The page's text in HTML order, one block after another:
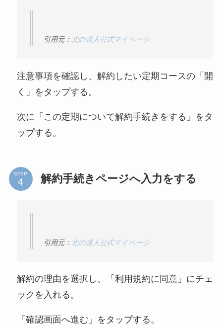
引用元： 北の達人公式マイページ
注意事項を確認し、解約したい定期コースの「開
く」をタップする。
次に「この定期について解約手続きをする」をタ
ップする。
STEP 解約手続きページへ入力をする
引用元： 北の達人公式マイページ
解約の理由を選択し、「利用規約に同意」にチェ
ックを入れる。
「確認画面へ進む」をタップする。